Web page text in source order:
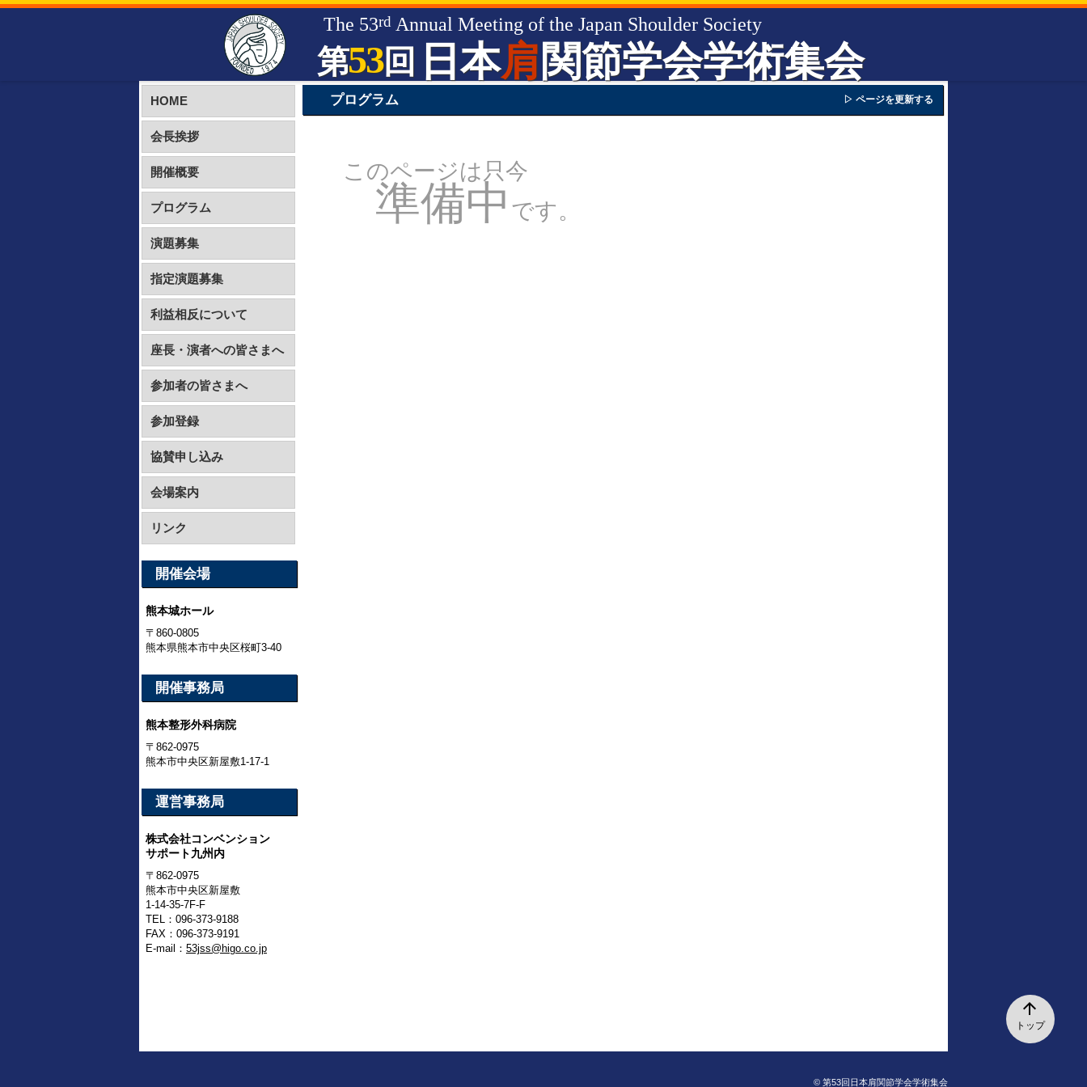
The 53rd Annual Meeting of the Japan Shoulder Society
第53回 日本肩関節学会学術集会
プログラム ▷ ページを更新する
このページは只今
準備中 です。
HOME
会長挨拶
開催概要
プログラム
演題募集
指定演題募集
利益相反について
座長・演者への皆さまへ
参加者の皆さまへ
参加登録
協賛申し込み
会場案内
リンク
開催会場
熊本城ホール
〒860-0805
熊本県熊本市中央区桜町3-40
開催事務局
熊本整形外科病院
〒862-0975
熊本市中央区新屋敷1-17-1
運営事務局
株式会社コンベンション
サポート九州内
〒862-0975
熊本市中央区新屋敷
1-14-35-7F-F
TEL：096-373-9188
FAX：096-373-9191
E-mail： 53jss@higo.co.jp
arrow_upward
トップ
© 第53回日本肩関節学会学術集会